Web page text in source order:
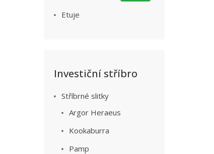
Etuje
Investiční stříbro
Stříbrné slitky
Argor Heraeus
Kookaburra
Pamp